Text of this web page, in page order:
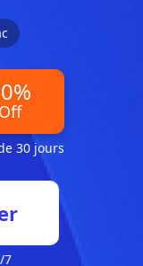
Off
30 jours
7